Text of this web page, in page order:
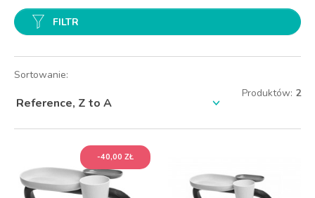
FILTR
Sortowanie:
Produktów: 2
-40,00 ZŁ
-40,00 ZŁ